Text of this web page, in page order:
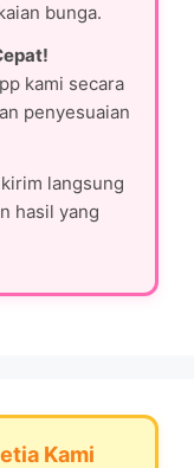
bunga.
kami secara
penyesuaian
langsung
hasil yang
Kami